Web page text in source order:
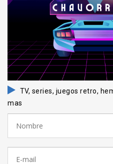
TV, series, juegos retro,
mas